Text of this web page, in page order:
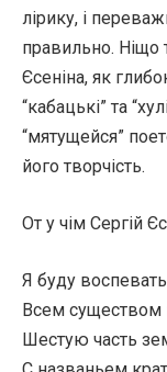
лірику, і
правильно. Ніщо
Єсеніна, як
“кабацькі” та
“мятущейся”
його творчість.
От у чім Сергій
Я буду воспевать
Всем существом
Шестую часть